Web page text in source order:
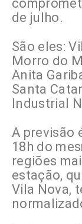
de julho.
São eles:
Morro do
Anita
Santa
Industrial
A previsão
18h do
regiões
estação,
Vila Nova,